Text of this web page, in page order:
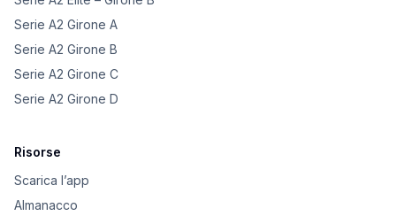
Serie A2 Girone A
Serie A2 Girone B
Serie A2 Girone C
Serie A2 Girone D
Risorse
Scarica l’app
Almanacco